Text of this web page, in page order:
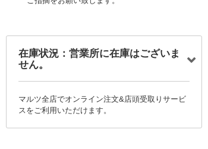
在庫状況：営業所に在庫はございま
せん。
マルツ全店でオンライン注文&店頭受取りサービ
スをご利用いただけます。